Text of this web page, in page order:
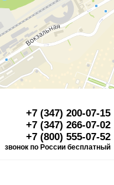
Для
+7 (347) 200-07-15
+7 (347) 266-07-02
+7 (800) 555-07-52
звонок по России бесплатный